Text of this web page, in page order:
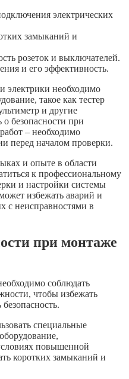
электрических
замыканий и
розеток и выключателей.
и его эффективность.
электрики необходимо
такое как тестер
и другие
безопасности при
– необходимо
перед началом проверки.
и опыте в области
к профессиональному
и настройки системы
избежать аварий и
с неисправностями в
при монтаже
соблюдать
чтобы избежать
специальные
повышенной
коротких замыканий и